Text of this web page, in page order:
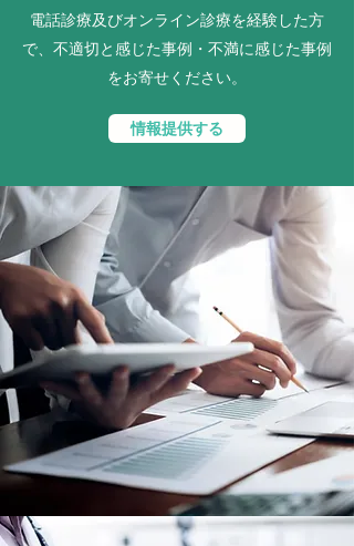
電話診療及びオンライン診療を経験した方
で、不適切と感じた事例・不満に感じた事例
をお寄せください。
情報提供する